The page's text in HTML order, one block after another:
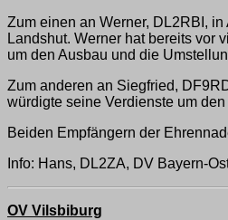
Zum einen an Werner, DL2RBI,
Landshut. Werner hat bereits vor
um den Ausbau und die
Zum anderen an Siegfried,
würdigte seine Verdienste um
Beiden Empfängern der
Info: Hans, DL2ZA, DV Bayern-
OV Vilsbiburg